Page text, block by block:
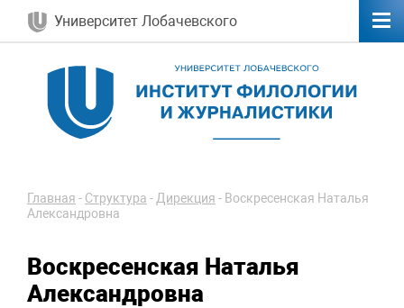
Университет Лобачевского
Главная - Структура -Дирекция - Воскресенская Наталья
Александровна
Воскресенская Наталья
Александровна